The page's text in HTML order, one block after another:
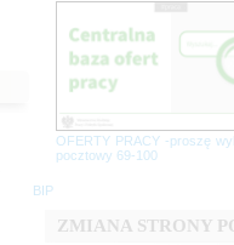
OFERTY PRACY -proszę
pocztowy 69-100
BIP
ZMIANA STRONY